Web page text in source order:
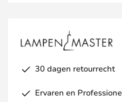
30 dagen retourrecht
Ervaren en